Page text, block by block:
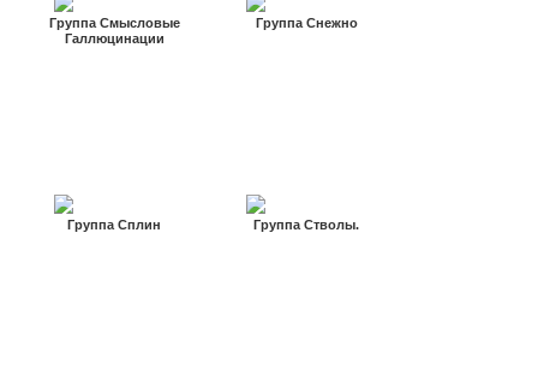
Группа Смысловые
Галлюцинации
Группа Снежно
Группа Сплин Группа Стволы.